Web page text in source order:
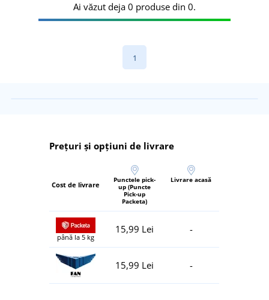
Ai văzut deja 0 produse din 0.
1
Prețuri și opțiuni de livrare
Cost de livrare
Punctele pick-
up (Puncte
Pick-up
Packeta)
Livrare acasă
până la 5 kg
15,99 Lei -
15,99 Lei -